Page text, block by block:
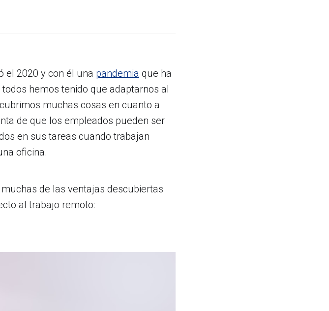
el 2020 y con él una pandemia que ha
hemos tenido que adaptarnos al
muchas cosas en cuanto a
de que los empleados pueden ser
en sus tareas cuando trabajan
oficina.
de las ventajas descubiertas
al trabajo remoto: